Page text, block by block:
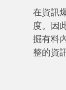
在資訊
度。因
掘有料
整的資訊